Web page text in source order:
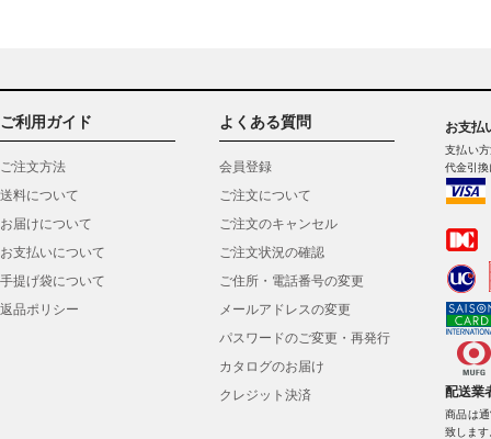
ご利用ガイド
ご注文方法
送料について
お届けについて
お支払いについて
手提げ袋について
返品ポリシー
よくある質問
会員登録
ご注文について
ご注文のキャンセル
ご注文状況の確認
ご住所・電話番号の変更
メールアドレスの変更
パスワードのご変更・再発行
カタログのお届け
クレジット決済
お支払
支払い
代金引
配送業
商品は
致します